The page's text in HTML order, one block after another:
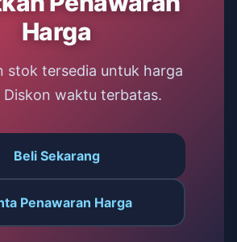
Harga
stok tersedia untuk harga
Diskon waktu terbatas.
Beli Sekarang
Penawaran Harga